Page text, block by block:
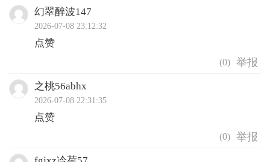
幻翠醉波147
2026-07-08 23:12:32
点赞
(0)
之桃56abhx
2026-07-08 22:31:35
点赞
(0)